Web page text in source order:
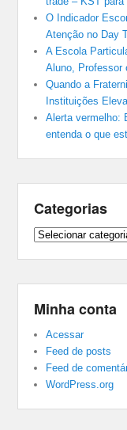
O Indicador
Atenção no Day
A Escola
Aluno, Professor
Quando a
Instituições
Alerta vermelho:
entenda o que
Categorias
Categorias
Minha conta
Acessar
Feed de posts
Feed de
WordPress.org